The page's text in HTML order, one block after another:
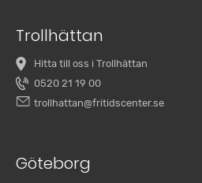
Trollhättan
Hitta till oss i Trollhättan
0520 21 19 00
trollhattan@fritidscenter.se
Göteborg